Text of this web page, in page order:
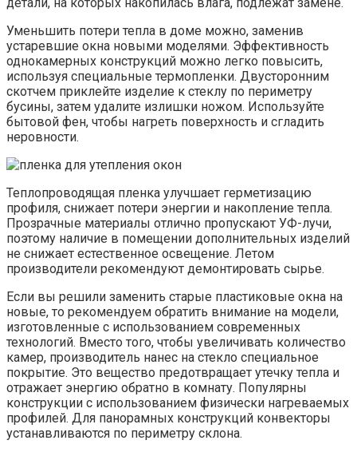
Уменьшить потери тепла в доме можно, заменив
устаревшие окна новыми моделями. Эффективность
однокамерных конструкций можно легко повысить,
используя специальные термопленки. Двусторонним
скотчем приклейте изделие к стеклу по периметру
бусины, затем удалите излишки ножом. Используйте
бытовой фен, чтобы нагреть поверхность и сгладить
неровности.
Теплопроводящая пленка улучшает герметизацию
профиля, снижает потери энергии и накопление тепла.
Прозрачные материалы отлично пропускают УФ-лучи,
поэтому наличие в помещении дополнительных изделий
не снижает естественное освещение. Летом
производители рекомендуют демонтировать сырье.
Если вы решили заменить старые пластиковые окна на
новые, то рекомендуем обратить внимание на модели,
изготовленные с использованием современных
технологий. Вместо того, чтобы увеличивать количество
камер, производитель нанес на стекло специальное
покрытие. Это вещество предотвращает утечку тепла и
отражает энергию обратно в комнату. Популярны
конструкции с использованием физически нагреваемых
профилей. Для панорамных конструкций конвекторы
устанавливаются по периметру склона.